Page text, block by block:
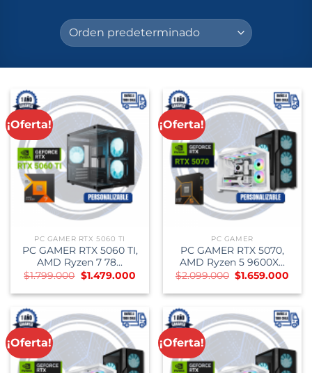
¡Oferta!
PC GAMER RTX 5060 TI
PC GAMER RTX 5060 TI,
AMD Ryzen 7 78...
$1.799.000 El
precio
original
$1.799.000.
$1.479.000El
actual
$1.479.000.
¡Oferta!
PC GAMER
PC GAMER RTX 5070,
AMD Ryzen 5 9600X...
$2.099.000 El
precio
original
$2.099.000.
$1.659.000
¡Oferta! ¡Oferta!